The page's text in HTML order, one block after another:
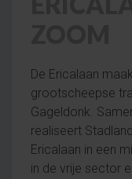
De Ericalaan
grootscheepse
Gageldonk.
realiseert
Ericalaan in een
in de vrije sector